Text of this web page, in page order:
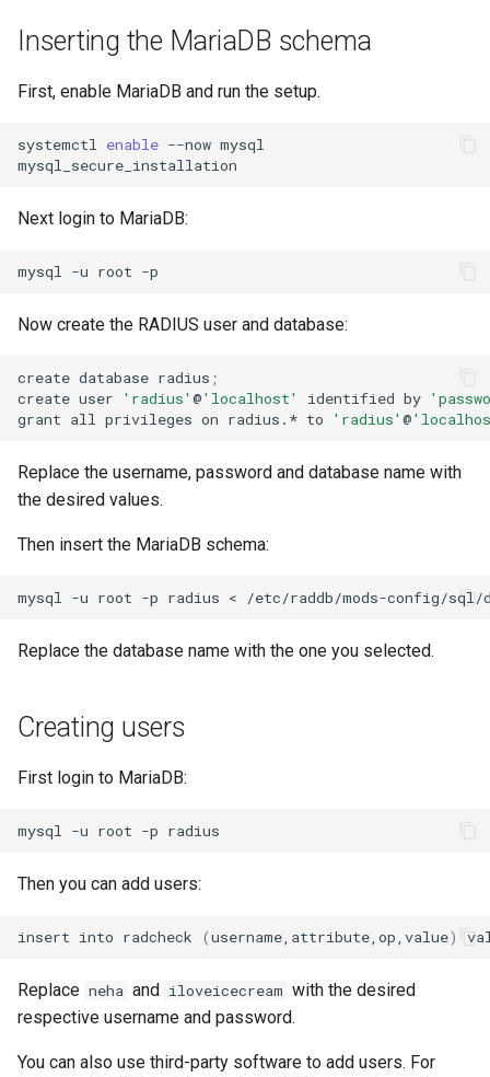
Inserting the MariaDB schema
First, enable MariaDB and run the setup.
systemctl enable --now mysql
Next login to MariaDB:
mysql -u root
Now create the RADIUS user and database:
create database radius ;
create user 'radius' @'localhost' identified by
grant all privileges on radius.* to 'radius' @
Replace the username, password and database name with
the desired values.
Then insert the MariaDB schema:
mysql -u root -p radius <
Replace the database name with the one you selected.
Creating users
First login to MariaDB:
mysql -u root -p
Then you can add users:
insert into radcheck (username,attribute,op,value)
Replace neha and iloveicecream with the desired
respective username and password.
You can also use third-party software to add users. For